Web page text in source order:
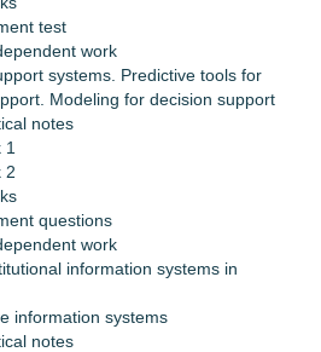
test
work
systems. Predictive tools for
Modeling for decision support
notes
2
questions
work
information systems in
information systems
notes